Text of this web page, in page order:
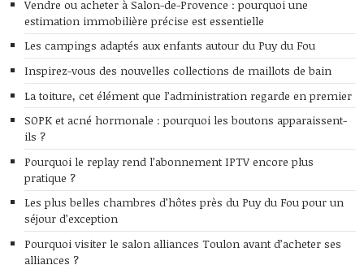
Vendre ou acheter à Salon-de-Provence : pourquoi une
estimation immobilière précise est essentielle
Les campings adaptés aux enfants autour du Puy du Fou
Inspirez-vous des nouvelles collections de maillots de bain
La toiture, cet élément que l’administration regarde en premier
SOPK et acné hormonale : pourquoi les boutons apparaissent-
ils ?
Pourquoi le replay rend l’abonnement IPTV encore plus
pratique ?
Les plus belles chambres d’hôtes près du Puy du Fou pour un
séjour d’exception
Pourquoi visiter le salon alliances Toulon avant d’acheter ses
alliances ?